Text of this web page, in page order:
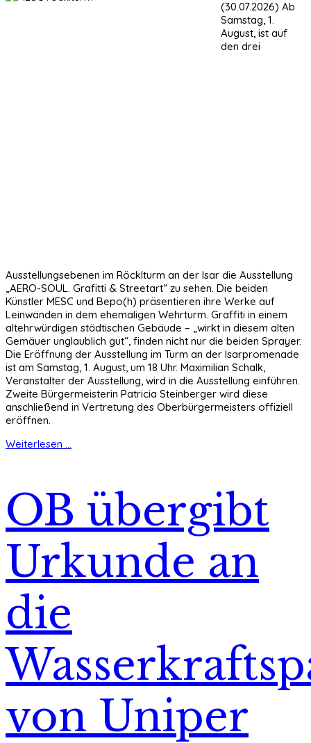
(30.07.2026) Ab
Samstag, 1.
August, ist auf
den drei
Ausstellungsebenen im Röcklturm an der Isar die Ausstellung
„AERO-SOUL. Grafitti & Streetart“ zu sehen. Die beiden
Künstler MESC und Bepo(h) präsentieren ihre Werke auf
Leinwänden in dem ehemaligen Wehrturm. Graffiti in einem
altehrwürdigen städtischen Gebäude – „wirkt in diesem alten
Gemäuer unglaublich gut“, finden nicht nur die beiden Sprayer.
Die Eröffnung der Ausstellung im Turm an der Isarpromenade
ist am Samstag, 1. August, um 18 Uhr. Maximilian Schalk,
Veranstalter der Ausstellung, wird in die Ausstellung einführen.
Zweite Bürgermeisterin Patricia Steinberger wird diese
anschließend in Vertretung des Oberbürgermeisters offiziell
eröffnen.
Weiterlesen ...
OB übergibt
Urkunde an
die
von Uniper